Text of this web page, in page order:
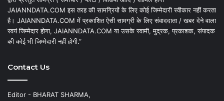
JAIANNDATA.COM इस तरह की सामग्रियों के लिए कोई जिम्मेदारी स्वीकार नहीं करता
है। JAIANNDATA.COM में प्रकाशित ऐसी सामग्री के लिए संवाददाता / खबर देने वाला
स्वयं जिम्मेदार होगा, JAIANNDATA.COM या उसके स्वामी, मुद्रक, प्रकाशक, संपादक
की कोई भी जिम्मेदारी नहीं होगी.”
Contact Us
Editor - BHARAT SHARMA,